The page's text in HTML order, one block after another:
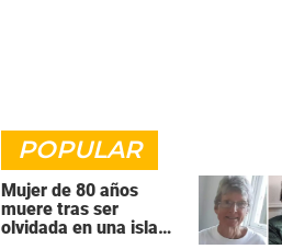
POPULAR
Mujer de 80 años
muere tras ser
olvidada en una isla